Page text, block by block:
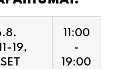
19:00
11:00